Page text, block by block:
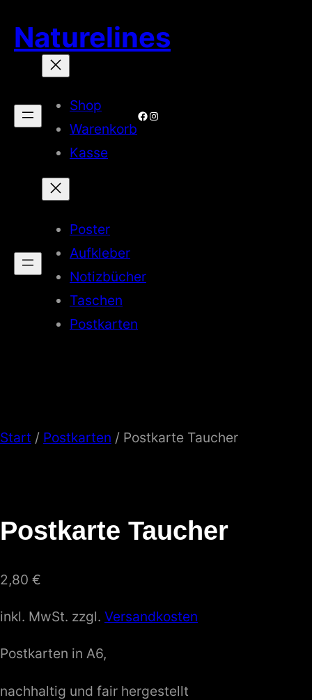
Inhalt
springen
Naturelines
Shop
Warenkorb
Kasse
Facebook
Instagram
Poster
Aufkleber
Notizbücher
Taschen
Postkarten
Start / Postkarten / Postkarte Taucher
Postkarte Taucher
2,80 €
inkl. MwSt. zzgl. Versandkosten
Postkarten in A6,
nachhaltig und fair hergestellt